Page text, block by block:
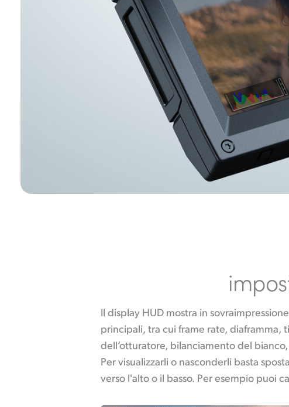
Il display HUD mostra in
principali, tra cui frame rate, diaframma,
dell’otturatore, bilanciamento del
Per visualizzarli o nasconderli basta
verso l'alto o il basso. Per esempio puoi
bilanciamento del bianco toccando WB o
toccando gli indicatori di livello. Ogni
è interattivo, per gestire le impostazioni